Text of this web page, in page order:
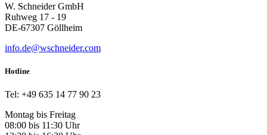
W. Schneider GmbH
Ruhweg 17 - 19
DE-67307 Göllheim
info.de@wschneider.com
Hotline
Tel: +49 635 14 77 90 23
Montag bis Freitag
08:00 bis 11:30 Uhr